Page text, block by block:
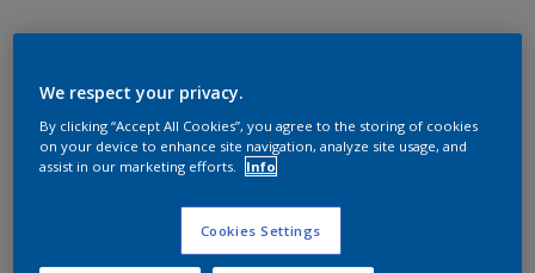
We respect your privacy.
By clicking “Accept All Cookies”, you agree to the storing of cookies
on your device to enhance site navigation, analyze site usage, and
assist in our marketing efforts.
Info
Cookies Settings